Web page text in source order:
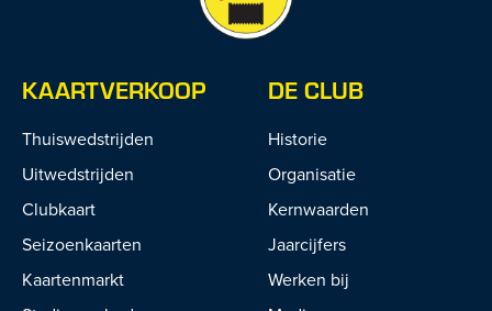
KAARTVERKOOP
Thuiswedstrijden
Uitwedstrijden
Clubkaart
Seizoenkaarten
Kaartenmarkt
DE CLUB
Historie
Organisatie
Kernwaarden
Jaarcijfers
Werken bij